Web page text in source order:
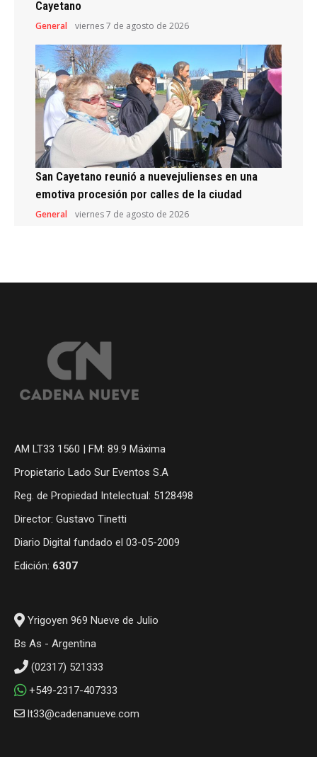
Cayetano
General viernes 7 de agosto de 2026
San Cayetano reunió a nuevejulienses en una
emotiva procesión por calles de la ciudad
General viernes 7 de agosto de 2026
AM LT33 1560 | FM: 89.9 Máxima
Propietario Lado Sur Eventos S.A
Reg. de Propiedad Intelectual: 5128498
Director: Gustavo Tinetti
Diario Digital fundado el 03-05-2009
Edición: 6307
Yrigoyen 969 Nueve de Julio
Bs As - Argentina
(02317) 521333
+549-2317-407333
lt33@cadenanueve.com